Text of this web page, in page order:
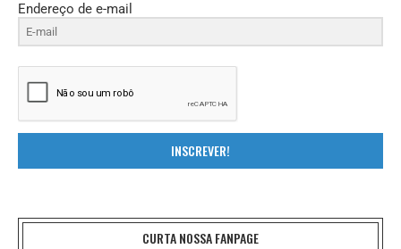
Endereço de e-mail
INSCREVER!
CURTA NOSSA FANPAGE